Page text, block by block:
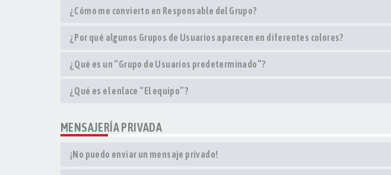
¿Cómo me convierto en Responsable del Grupo?
¿Por qué algunos Grupos de Usuarios aparecen en diferentes colores?
¿Qué es un “Grupo de Usuarios predeterminado”?
¿Qué es el enlace “El equipo”?
MENSAJERÍA PRIVADA
¡No puedo enviar un mensaje privado!